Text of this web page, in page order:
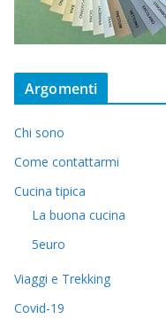
Argomenti
Chi sono
Come contattarmi
Cucina tipica
La buona cucina
5euro
Viaggi e Trekking
Covid-19